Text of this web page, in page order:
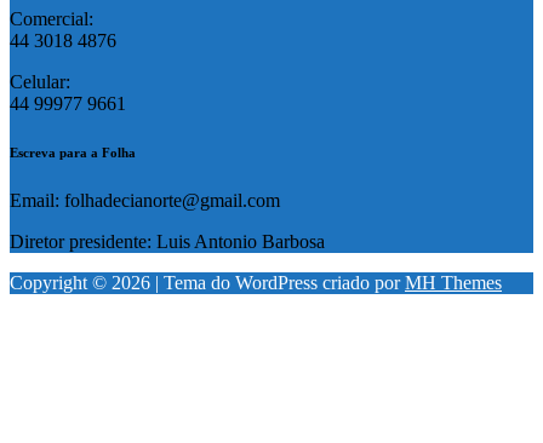
Comercial:
44 3018 4876
Celular:
44 99977 9661
Escreva para a Folha
Email: folhadecianorte@gmail.com
Diretor presidente: Luis Antonio Barbosa
Copyright © 2026 | Tema do WordPress criado porMH Themes